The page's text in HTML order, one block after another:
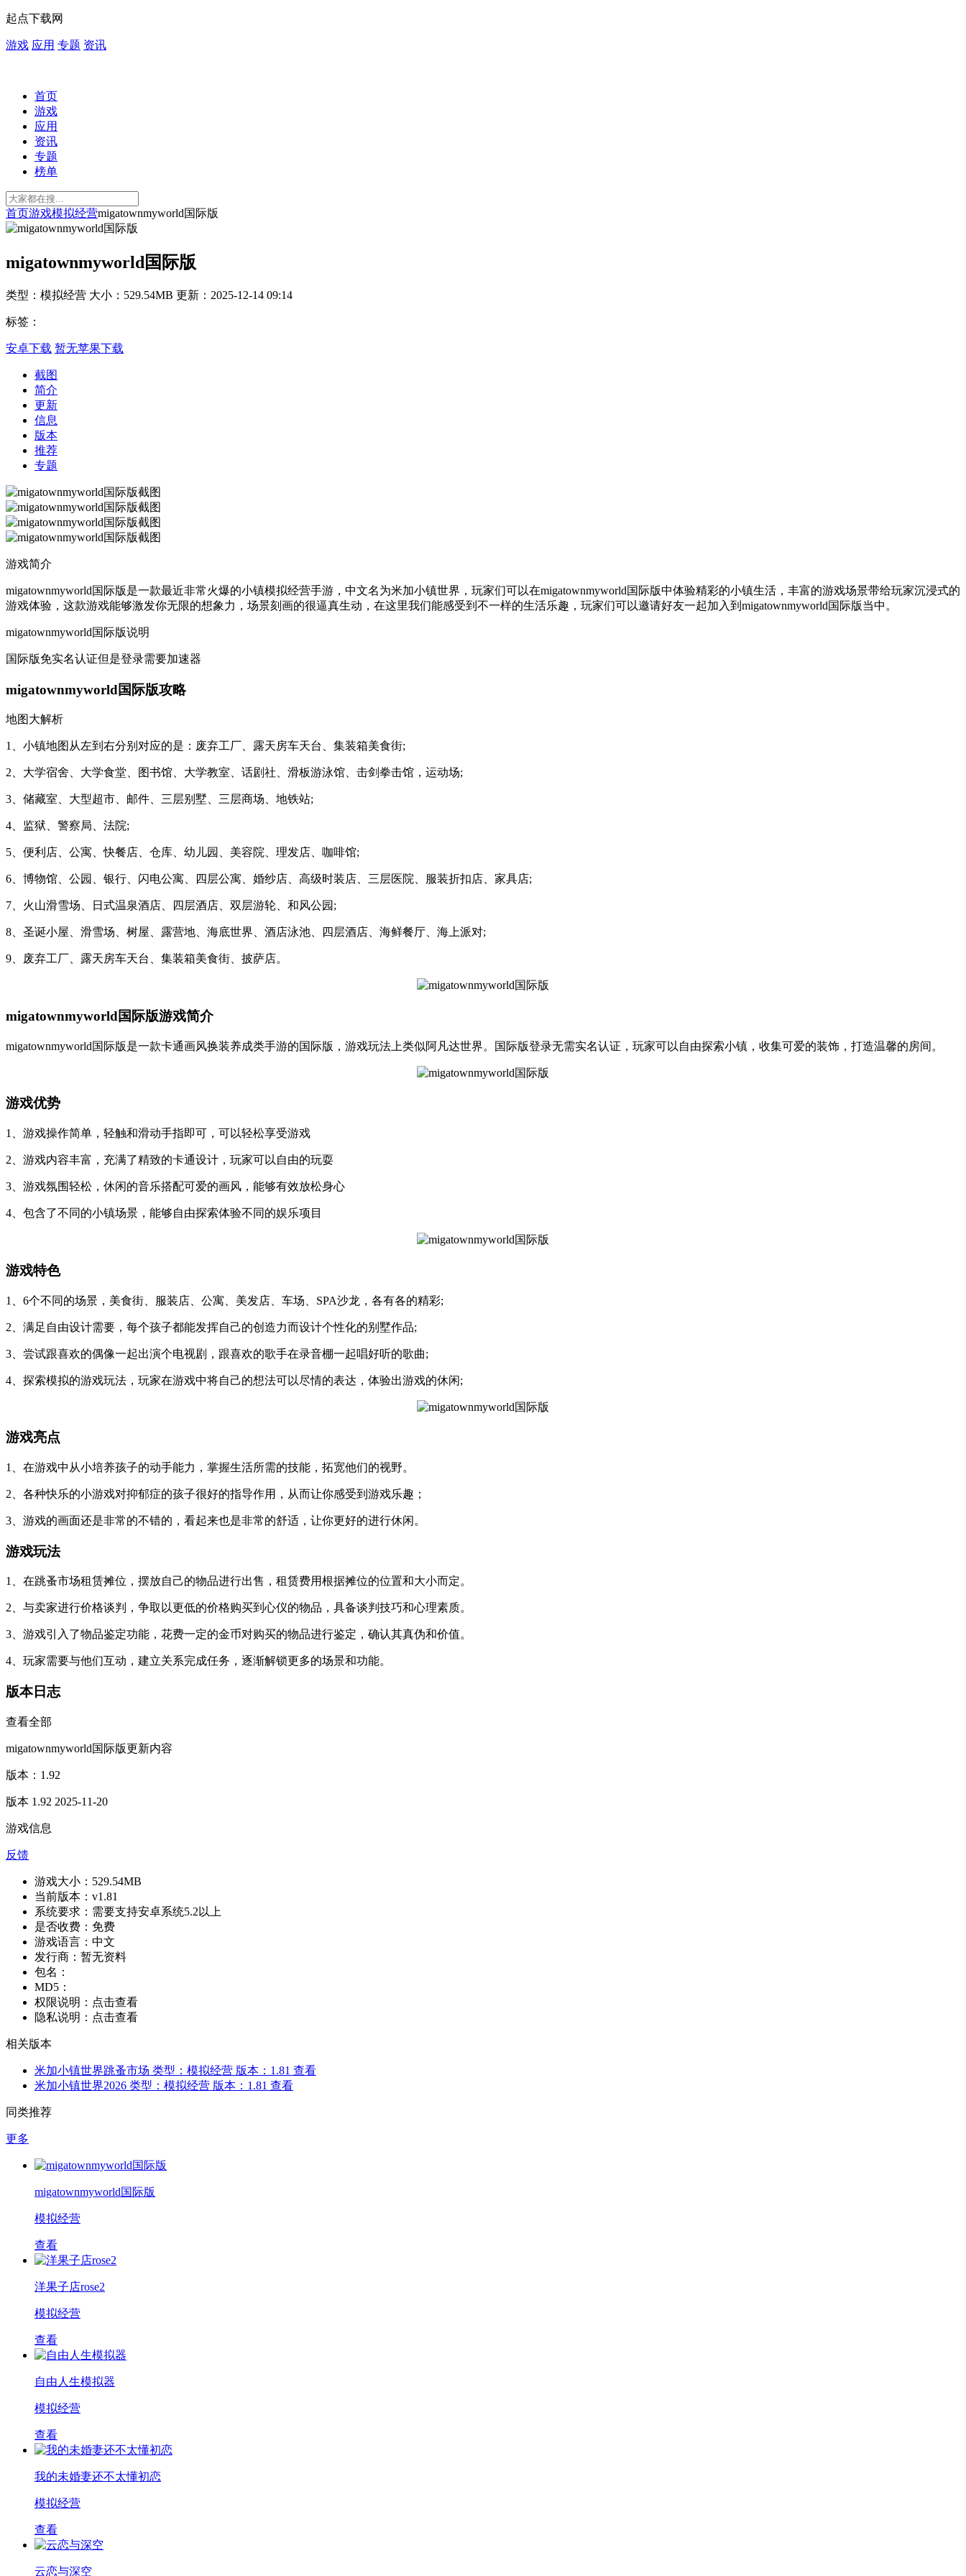
起点下载网
游戏 应用 专题 资讯
首页
游戏
应用
资讯
专题
榜单
首页游戏模拟经营migatownmyworld国际版
migatownmyworld国际版
类型：模拟经营 大小：529.54MB 更新：2025-12-14 09:14
标签：
安卓下载 暂无苹果下载
截图
简介
更新
信息
版本
推荐
专题
游戏简介
migatownmyworld国际版是一款最近非常火爆的小镇模拟经营手游，中文名为米加小镇世界，玩家们可以在migatownmyworld国际版中体验精彩的小镇生活，丰富的游戏场景带给玩家沉浸式的
游戏体验，这款游戏能够激发你无限的想象力，场景刻画的很逼真生动，在这里我们能感受到不一样的生活乐趣，玩家们可以邀请好友一起加入到migatownmyworld国际版当中。
migatownmyworld国际版说明
国际版免实名认证但是登录需要加速器
migatownmyworld国际版攻略
地图大解析
1、小镇地图从左到右分别对应的是：废弃工厂、露天房车天台、集装箱美食街;
2、大学宿舍、大学食堂、图书馆、大学教室、话剧社、滑板游泳馆、击剑拳击馆，运动场;
3、储藏室、大型超市、邮件、三层别墅、三层商场、地铁站;
4、监狱、警察局、法院;
5、便利店、公寓、快餐店、仓库、幼儿园、美容院、理发店、咖啡馆;
6、博物馆、公园、银行、闪电公寓、四层公寓、婚纱店、高级时装店、三层医院、服装折扣店、家具店;
7、火山滑雪场、日式温泉酒店、四层酒店、双层游轮、和风公园;
8、圣诞小屋、滑雪场、树屋、露营地、海底世界、酒店泳池、四层酒店、海鲜餐厅、海上派对;
9、废弃工厂、露天房车天台、集装箱美食街、披萨店。
migatownmyworld国际版游戏简介
migatownmyworld国际版是一款卡通画风换装养成类手游的国际版，游戏玩法上类似阿凡达世界。国际版登录无需实名认证，玩家可以自由探索小镇，收集可爱的装饰，打造温馨的房间。
游戏优势
1、游戏操作简单，轻触和滑动手指即可，可以轻松享受游戏
2、游戏内容丰富，充满了精致的卡通设计，玩家可以自由的玩耍
3、游戏氛围轻松，休闲的音乐搭配可爱的画风，能够有效放松身心
4、包含了不同的小镇场景，能够自由探索体验不同的娱乐项目
游戏特色
1、6个不同的场景，美食街、服装店、公寓、美发店、车场、SPA沙龙，各有各的精彩;
2、满足自由设计需要，每个孩子都能发挥自己的创造力而设计个性化的别墅作品;
3、尝试跟喜欢的偶像一起出演个电视剧，跟喜欢的歌手在录音棚一起唱好听的歌曲;
4、探索模拟的游戏玩法，玩家在游戏中将自己的想法可以尽情的表达，体验出游戏的休闲;
游戏亮点
1、在游戏中从小培养孩子的动手能力，掌握生活所需的技能，拓宽他们的视野。
2、各种快乐的小游戏对抑郁症的孩子很好的指导作用，从而让你感受到游戏乐趣；
3、游戏的画面还是非常的不错的，看起来也是非常的舒适，让你更好的进行休闲。
游戏玩法
1、在跳蚤市场租赁摊位，摆放自己的物品进行出售，租赁费用根据摊位的位置和大小而定。
2、与卖家进行价格谈判，争取以更低的价格购买到心仪的物品，具备谈判技巧和心理素质。
3、游戏引入了物品鉴定功能，花费一定的金币对购买的物品进行鉴定，确认其真伪和价值。
4、玩家需要与他们互动，建立关系完成任务，逐渐解锁更多的场景和功能。
版本日志
查看全部
migatownmyworld国际版更新内容
版本：1.92
版本 1.92 2025-11-20
游戏信息
反馈
游戏大小： 529.54MB
当前版本： v1.81
系统要求： 需要支持安卓系统5.2以上
是否收费： 免费
游戏语言： 中文
发行商： 暂无资料
包名：
MD5：
权限说明： 点击查看
隐私说明： 点击查看
相关版本
米加小镇世界跳蚤市场 类型：模拟经营 版本：1.81 查看
米加小镇世界2026 类型：模拟经营 版本：1.81 查看
同类推荐
更多
migatownmyworld国际版
模拟经营
查看
洋果子店rose2
模拟经营
查看
自由人生模拟器
模拟经营
查看
我的未婚妻还不太懂初恋
模拟经营
查看
云恋与深空